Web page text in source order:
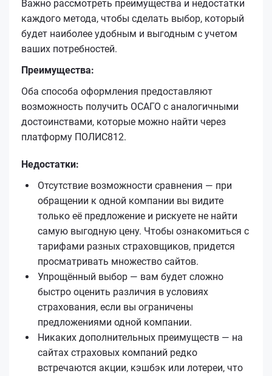
Важно рассмотреть преимущества и недостатки
каждого метода, чтобы сделать выбор, который
будет наиболее удобным и выгодным с учетом
ваших потребностей.
Преимущества:
Оба способа оформления предоставляют
возможность получить ОСАГО с аналогичными
достоинствами, которые можно найти через
платформу ПОЛИС812.
Недостатки:
Отсутствие возможности сравнения — при
обращении к одной компании вы видите
только её предложение и рискуете не найти
самую выгодную цену. Чтобы ознакомиться с
тарифами разных страховщиков, придется
просматривать множество сайтов.
Упрощённый выбор — вам будет сложно
быстро оценить различия в условиях
страхования, если вы ограничены
предложениями одной компании.
Никаких дополнительных преимуществ — на
сайтах страховых компаний редко
встречаются акции, кэшбэк или лотереи, что